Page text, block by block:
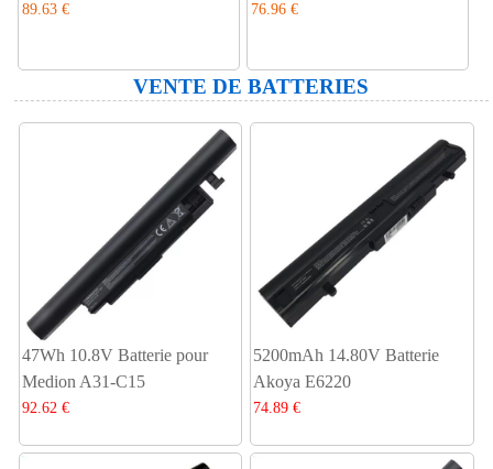
89.63 € 76.96 €
VENTE DE BATTERIES
47Wh 10.8V Batterie pour
Medion A31-C15
92.62 €
5200mAh 14.80V Batterie
Akoya E6220
74.89 €